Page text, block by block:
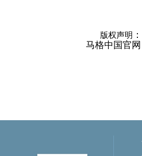
版权声明
马格中国官